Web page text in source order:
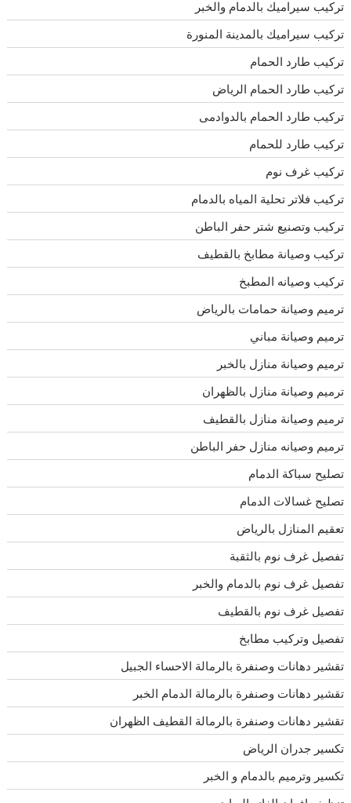
تركيب سيراميك بالدمام والخبر
تركيب سيراميك بالمدينة المنورة
تركيب طارد الحمام
تركيب طارد الحمام الرياض
تركيب طارد الحمام بالدوادمى
تركيب طارد للحمام
تركيب غرف نوم
تركيب فلاتر تحلية المياه بالدمام
تركيب وتصنيع شتر حفر الباطن
تركيب وصيانة مطابخ بالقطيف
تركيب وصيانه المطبخ
ترميم وصيانة حمامات بالرياض
ترميم وصيانة مباني
ترميم وصيانة منازل بالخبر
ترميم وصيانة منازل بالظهران
ترميم وصيانة منازل بالقطيف
ترميم وصيانه منازل حفر الباطن
تصليح سباكة الدمام
تصليح غسالات الدمام
تعقيم المنازل بالرياض
تفصيل غرف نوم بالثقبة
تفصيل غرف نوم بالدمام والخبر
تفصيل غرف نوم بالقطيف
تفصيل وتركيب مطابخ
تقشير دهانات وصنفرة بالرمالة الاحساء الجبيل
تقشير دهانات وصنفرة بالرمالة الدمام الخبر
تقشير دهانات وصنفرة بالرمالة القطيف الظهران
تكسير جدران الرياض
تكسير وترميم بالدمام و الخبر